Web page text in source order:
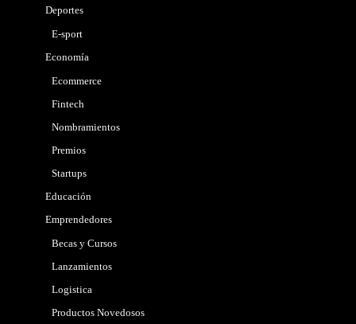
Deportes
E-sport
Economía
Ecommerce
Fintech
Nombramientos
Premios
Startups
Educación
Emprendedores
Becas y Cursos
Lanzamientos
Logistica
Productos Novedosos